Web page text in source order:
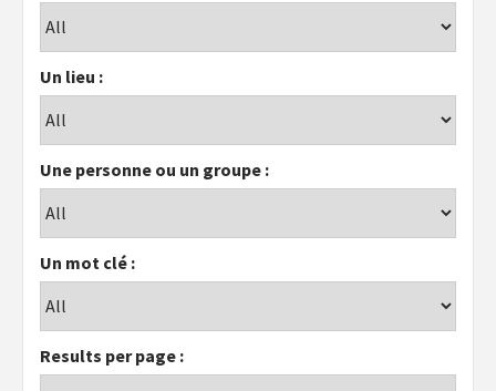
Un lieu :
Une personne ou un groupe :
Un mot clé :
Results per page :